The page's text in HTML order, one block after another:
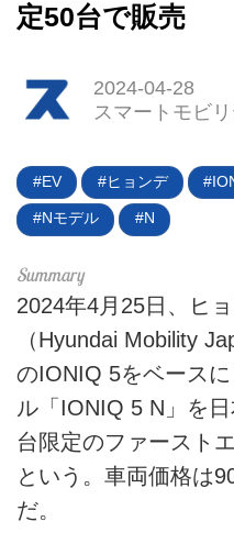
EV
電動キック
ライフスタイ
テクノロジー
このメディ
定50台で販売
2024-04-28
スマートモビ
EV ヒョンデ
Nモデル N
2024年4月25日、ヒ
（Hyundai Mobility
のIONIQ 5をベース
ル「IONIQ 5 N」を
台限定のファースト
という。車両価格は
だ。